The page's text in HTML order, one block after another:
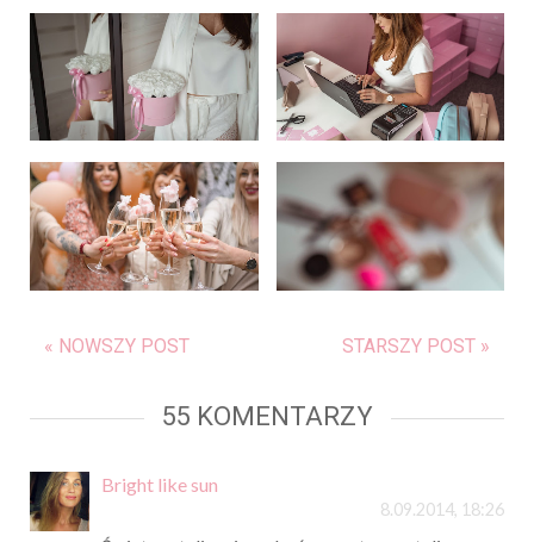
« NOWSZY POST STARSZY POST »
55 KOMENTARZY
Bright like sun
8.09.2014, 18:26